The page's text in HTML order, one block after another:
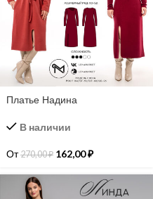
Платье Надина
В наличии
От270,00₽ 162,00₽